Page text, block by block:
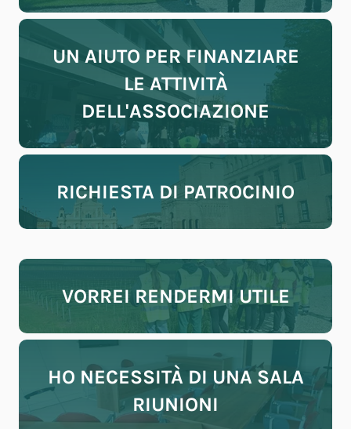
UN AIUTO PER FINANZIARE
LE ATTIVITÀ
DELL'ASSOCIAZIONE
RICHIESTA DI PATROCINIO
VORREI RENDERMI UTILE
HO NECESSITÀ DI UNA SALA
RIUNIONI